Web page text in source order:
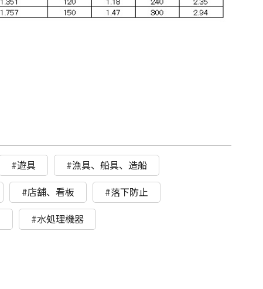
#遊具
#漁具、船具、造船
#店舗、看板
#落下防止
#水処理機器